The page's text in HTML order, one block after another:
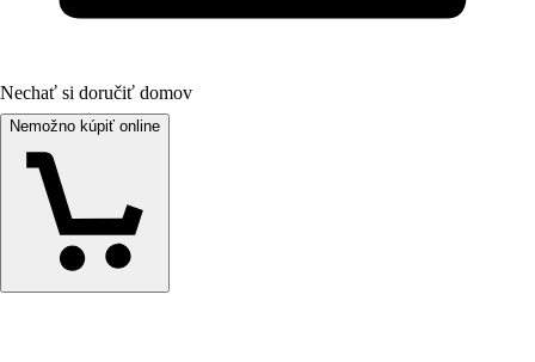
Nechať si doručiť domov
Nemožno kúpiť online